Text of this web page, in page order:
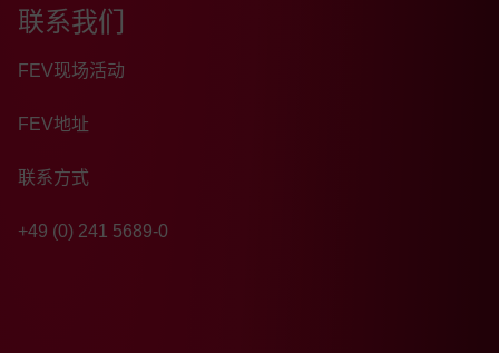
联系我们
FEV现场活动
FEV地址
联系方式
+49 (0) 241 5689-0